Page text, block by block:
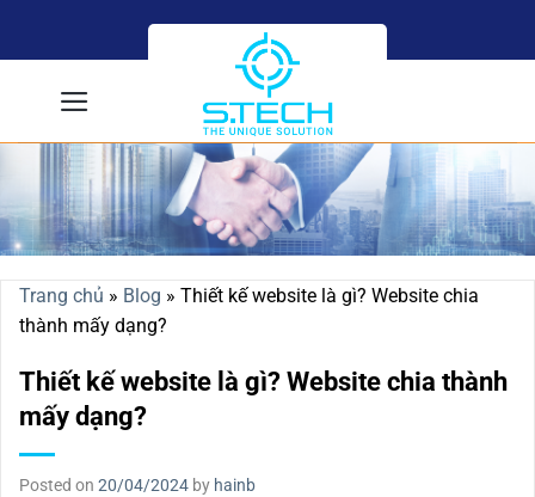
Trang chủ » Blog » Thiết kế website là gì? Website chia
thành mấy dạng?
Thiết kế website là gì? Website chia thành
mấy dạng?
Posted on 20/04/2024 by hainb